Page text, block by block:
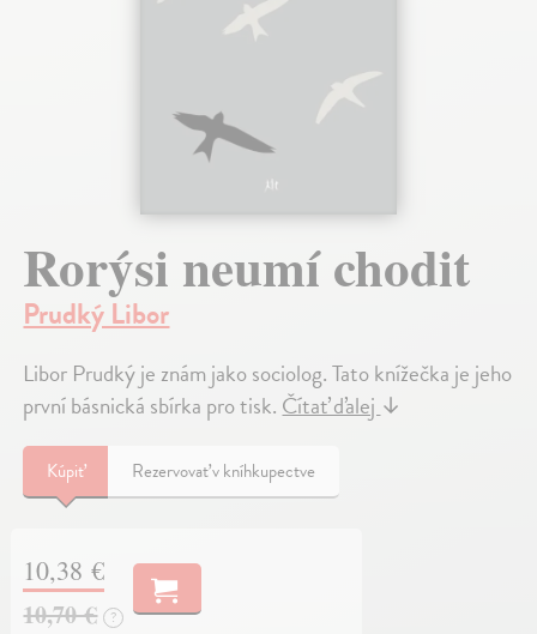
Rorýsi neumí chodit
Prudký Libor
Libor Prudký je znám jako sociolog. Tato knížečka je jeho
první básnická sbírka pro tisk.Čítať ďalej↓
Kúpiť Rezervovať v kníhkupectve
10,38 €
10,70 €
?